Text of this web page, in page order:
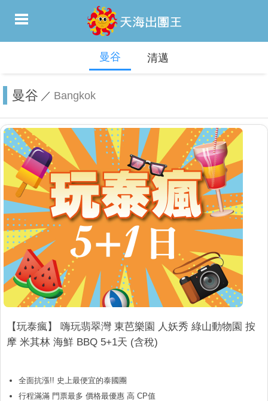
曼谷 清邁
曼谷 ／ Bangkok
【玩泰瘋】 嗨玩翡翠灣 東芭樂園 人妖秀 綠山動物園 按
摩 米其林 海鮮 BBQ 5+1天 (含稅)
全面抗漲!! 史上最便宜的泰國團
行程滿滿 門票最多 價格最優惠 高 CP值